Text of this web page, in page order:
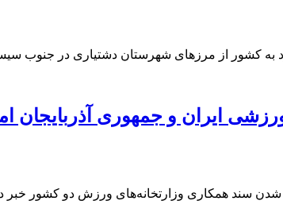
به کشور از مرزهای شهرستان دشتیاری در جنوب
ایران و جمهوری آذربایجان
شدن سند همکاری وزارتخانه‌های ورزش دو کشور خبر